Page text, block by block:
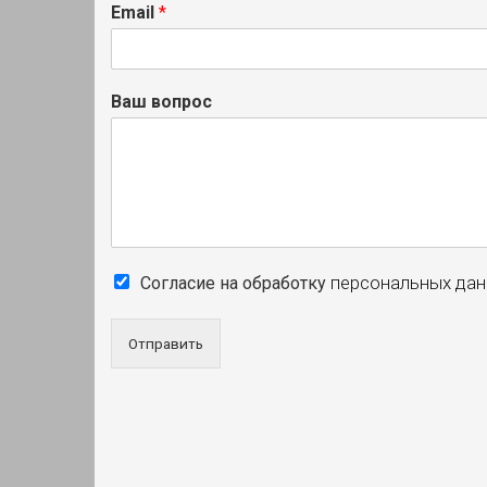
Email *
Ваш вопрос
Согласие на обработку персональных
Отправить